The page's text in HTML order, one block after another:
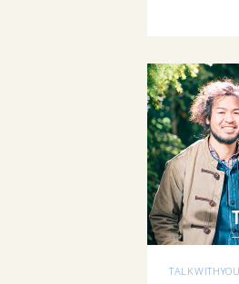
TALKWITHYOU